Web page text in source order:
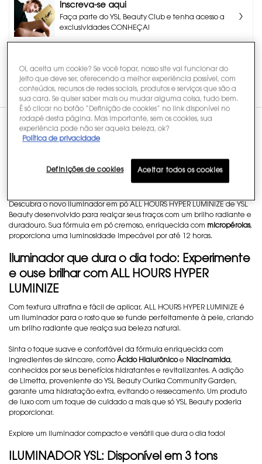
Inscreva-se aqui
Faça parte do YSL Beauty Club e tenha acesso a
exclusividades CONHEÇA!
Fale com um expert YSL
Tire suas dúvidas, faça compras de forma assistida
e garanta vantagens exclusivas.
Descrição
ALL HOURS HYPER LUMINIZE: um iluminador
para o rosto em pó com textura cremosa
Descubra o novo iluminador em pó ALL HOURS HYPER LUMINIZE de YSL
Beauty desenvolvido para realçar seus traços com um brilho radiante e
duradouro. Sua fórmula em pó cremoso, enriquecida com micropérolas,
proporciona uma luminosidade impecável por até 12 horas.
Iluminador que dura o dia todo: Experimente
e ouse brilhar com ALL HOURS HYPER
LUMINIZE
Com textura ultrafina e fácil de aplicar, ALL HOURS HYPER LUMINIZE é
um iluminador para o rosto que se funde perfeitamente à pele, criando
um brilho radiante que realça sua beleza natural.
Sinta o toque suave e confortável da fórmula enriquecida com
ingredientes de skincare, como Ácido Hialurônicoe Niacinamida,
conhecidos por seus benefícios hidratantes e revitalizantes. A adição
de Limetta, proveniente do YSL Beauty Ourika Community Garden,
garante uma hidratação extra, evitando o ressecamento. Um produto
de luxo com um toque de cuidado a mais que só YSL Beauty poderia
proporcionar.
Explore um iluminador compacto e versátil que dura o dia todo!
ILUMINADOR YSL: Disponível em 3 tons
Oi, aceita um cookie? Se você topar, nosso site vai funcionar do
jeito que deve ser, oferecendo a melhor experiência possível, com
conteúdos, recursos de redes sociais, produtos e serviços que são a
sua cara. Se quiser saber mais ou mudar alguma coisa, tudo bem.
É só clicar no botão “Definição de cookies” no link disponível no
rodapé desta página. Mas importante, sem os cookies, sua
experiência pode não ser aquela beleza, ok?
Política de privacidade
Definições de cookies Aceitar todos os cookies